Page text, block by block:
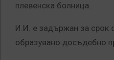
плевенска болница.
И.И. е задържан за срок
образувано досъдебно